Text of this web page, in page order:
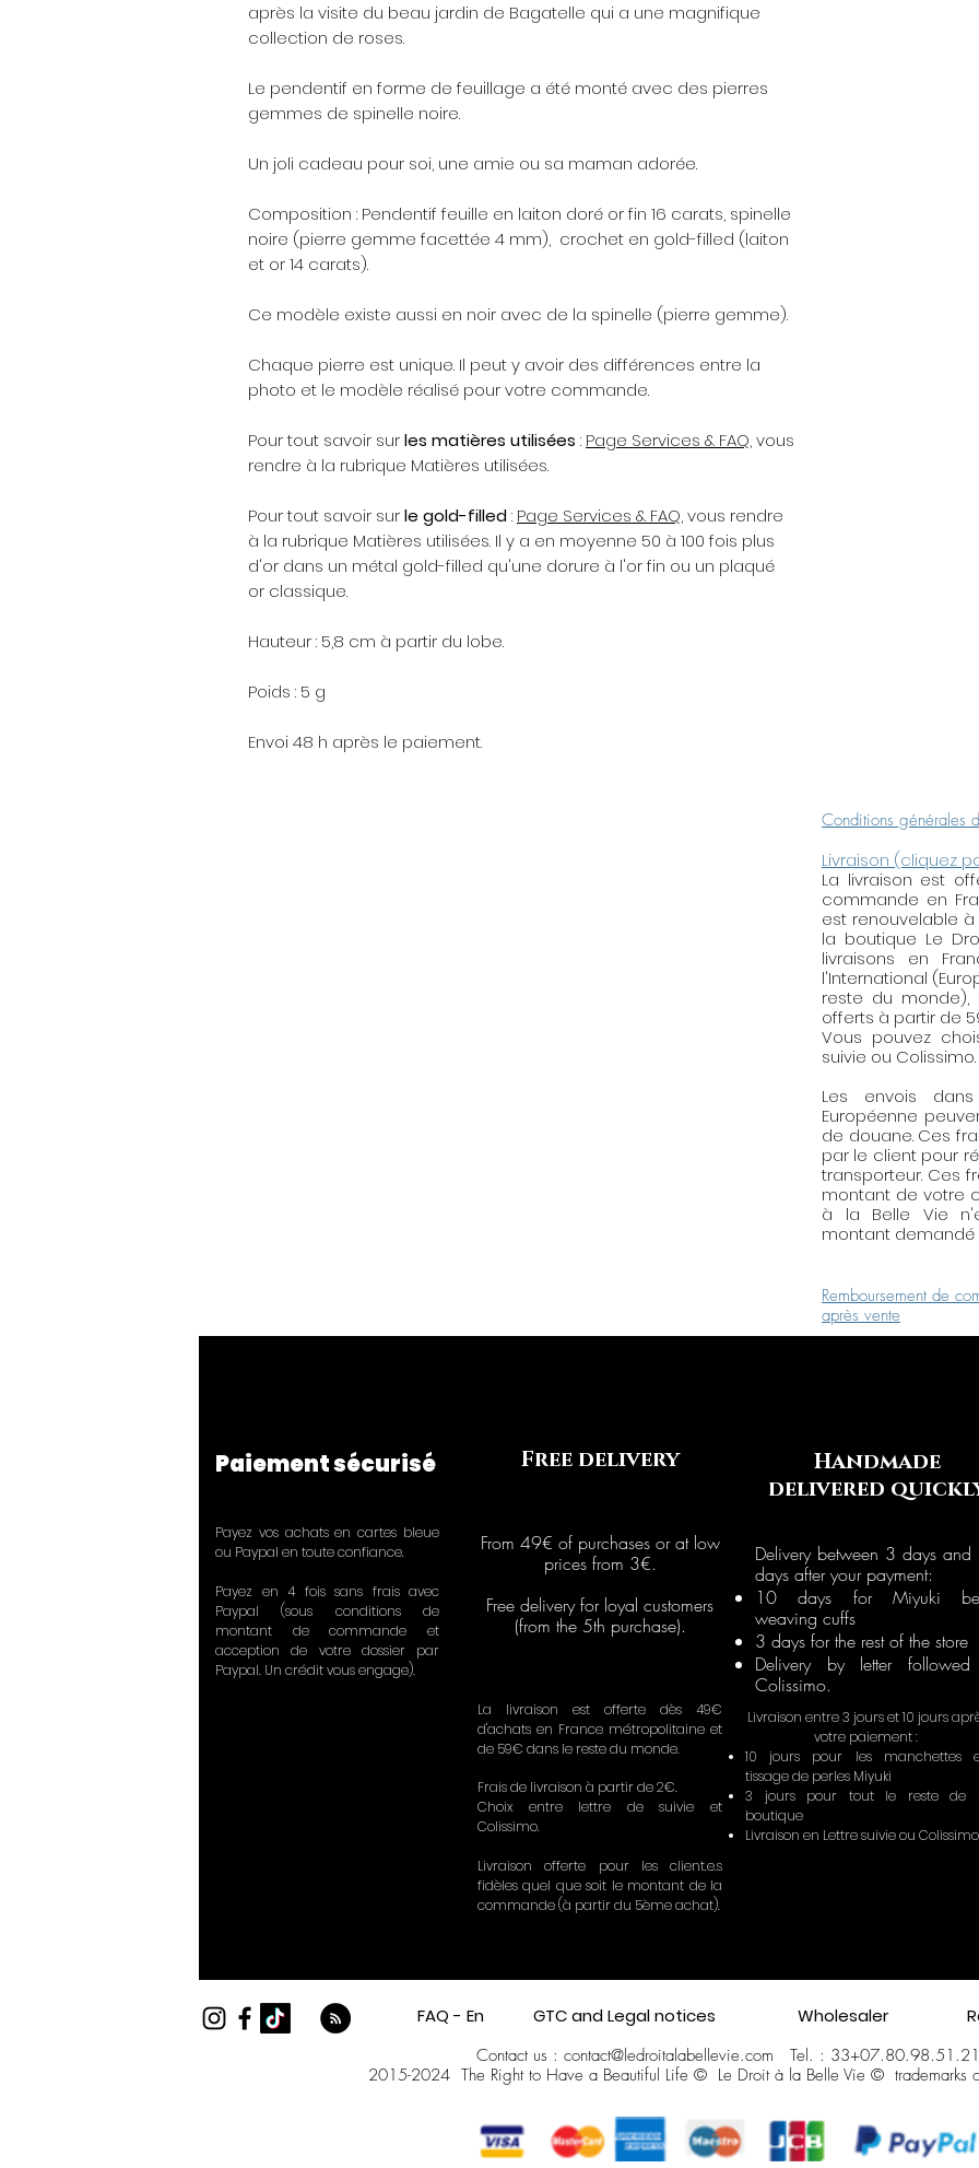
après la visite du beau jardin de Bagatelle qui a une magnifique
collection de roses.
Le pendentif en forme de feuillage a été monté avec des pierres
gemmes de spinelle noire.
Un joli cadeau pour soi, une amie ou sa maman adorée.
Composition : Pendentif feuille en laiton doré or fin 16 carats, spinelle
noire (pierre gemme facettée 4 mm), crochet en gold-filled (laiton
et or 14 carats).
Ce modèle existe aussi en noir avec de la spinelle (pierre gemme).
Chaque pierre est unique. Il peut y avoir des différences entre la
photo et le modèle réalisé pour votre commande.
Pour tout savoir surles matières utilisées : Page Services & FAQ, vous
rendre à la rubrique Matières utilisées.
Pour tout savoir surle gold-filled: Page Services & FAQ, vous rendre
à la rubrique Matières utilisées. Il y a en moyenne 50 à 100 fois plus
d'or dans un métal gold-filled qu'une dorure à l'or fin ou un plaqué
or classique.
Hauteur : 5,8 cm à partir du lobe.
Poids : 5 g
Envoi 48 h après le paiement.
d'oxydation qui
frottez tout
votre bijou avec
peut également
rayures.
Conditions générales
Livraison (cliquez
La livraison est
commande en
est renouvelable
la boutique Le
livraisons en
l'International
reste du monde),
offerts à partir de
Vous pouvez
suivie ou Colissimo.
Les envois
Européenne
de douane. Ces
par le client pour
transporteur. Ces
montant de votre
à la Belle Vie
montant demandé
Remboursement de
après vente
Paiement sécurisé
Payez vos achats en cartes bleue
ou Paypal en toute confiance.
Payez en 4 fois sans frais avec
Paypal (sous conditions de
montant de commande et
acception de votre dossier par
Paypal. Un crédit vous engage).
Free delivery
From 49€ of purchases or at low
prices from 3€.
Free delivery for loyal customers
(from the 5th purchase).
La livraison est offerte dès 49€
d'achats en France métropolitaine et
de 59€ dans le reste du monde.
Frais de livraison à partir de 2€.
Choix entre lettre de suivie et
Colissimo.
Livraison offerte pour les client.e.s
fidèles quel que soit le montant de la
commande (à partir du 5ème achat).
Handmade
delivered
Delivery between 3 days
days after your payment:
10 days for Miyuki
weaving cuffs
3 days for the rest of the store
Delivery by letter followed
Colissimo.
Livraison entre 3 jours et 10 jours
votre paiement :
10 jours pour les manchettes
tissage de perles Miyuki
3 jours pour tout le reste de
boutique
Livraison en Lettre suivie ou
FAQ - En GTC and Legal notices Wholesaler
Contact us : contact@ledroitalabellevie.com Tel. : 33+07.80.98.51.21
2015-2024 The Right to Have a Beautiful Life ©Le Droit à la Belle Vie © trademarks